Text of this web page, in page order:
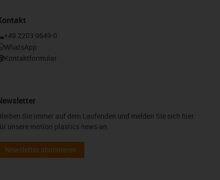
+49 2203 9649-0
WhatsApp
Kontaktformular
Sie immer auf dem Laufenden und melden Sie sich hier
unsere motion plastics news an.
Newsletter abonnieren